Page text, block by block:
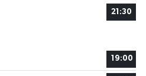
21:30
19:00